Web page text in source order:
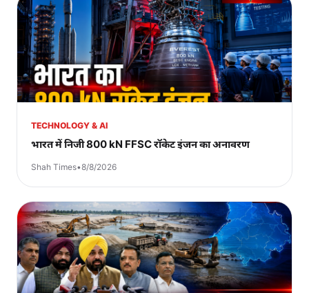
TECHNOLOGY & AI
भारत में निजी 800 kN FFSC रॉकेट इंजन का अनावरण
Shah Times•8/8/2026